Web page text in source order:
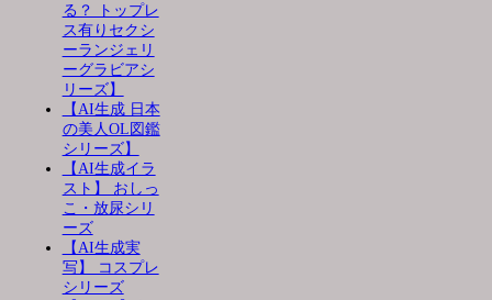
る？ トップレ
ス有りセクシ
ーランジェリ
ーグラビアシ
リーズ】
【AI生成 日本
の美人OL図鑑
シリーズ】
【AI生成イラ
スト】 おしっ
こ・放尿シリ
ーズ
【AI生成実
写】 コスプレ
シリーズ